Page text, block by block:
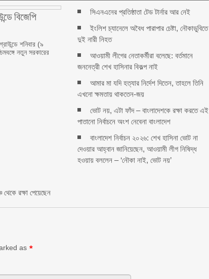
বিজেপি
শনিবার (৯
নতুন সরকারের
সিএনএনের প্রতিষ্ঠাতা টেড টার্নার আর নেই
ইংলিশ চ্যানেলে অবৈধ পারাপার চেষ্টা, নৌকাডুবিতে
দুই নারী নিহত
আওয়ামী লীগের নেতাকর্মীরা বলেছে: বর্তমানে
জননেত্রী শেখ হাসিনার বিকল্প নাই
আমার মা যদি হত্যার নির্দেশ দিতেন, তাহলে তিনি
এখনো ক্ষমতায় থাকতেন-জয়
ভোট নয়, এটা ফাঁদ – বাংলাদেশকে রক্ষা করতে এই
পাতানো নির্বাচনে অংশ নেবেনা বাংলাদেশ
বাংলাদেশ নির্বাচন ২০২৬: শেখ হাসিনা ভোট না
দেওয়ার আহ্বান জানিয়েছেন, আওয়ামী লীগ নিষিদ্ধ
হওয়ায় বললেন – ‘নৌকা নাই, ভোট নয়’
রক্ষা পেয়েছেন
as *